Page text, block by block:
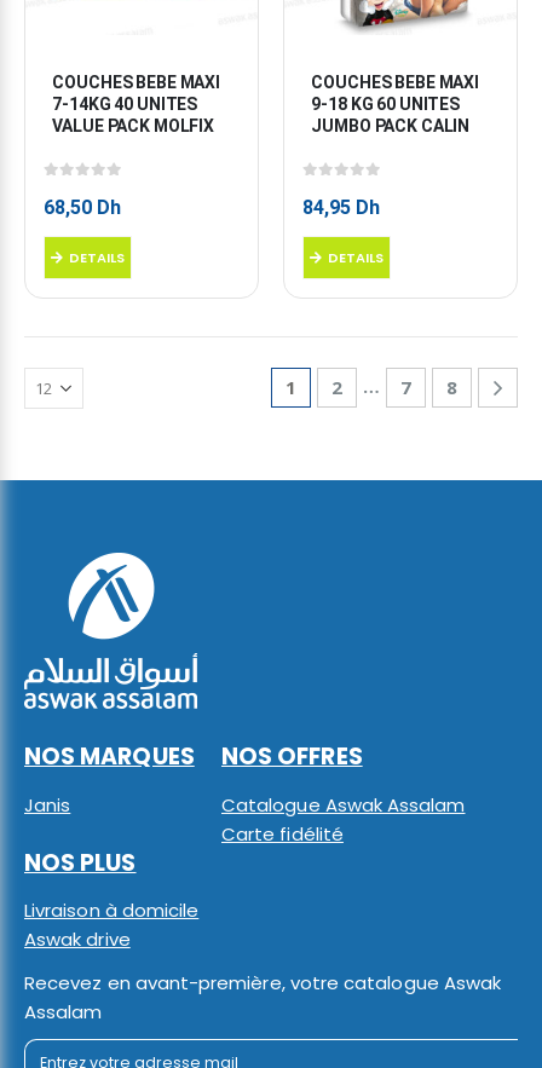
COUCHES BEBE MAXI
7-14KG 40 UNITES
VALUE PACK MOLFIX
68,50 Dh
DETAILS
COUCHES BEBE MAXI
9-18 KG 60 UNITES
JUMBO PACK CALIN
84,95 Dh
DETAILS
1 2 … 7 8
NOS MARQUES
Janis
NOS OFFRES
Catalogue Aswak Assalam
Carte fidélité
NOS PLUS
Livraison à domicile
Aswak drive
Recevez en avant-première, votre catalogue Aswak
Assalam